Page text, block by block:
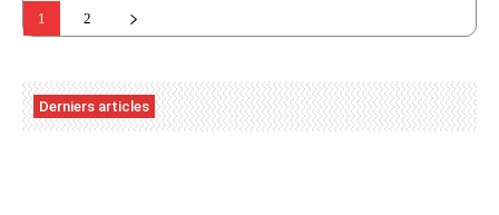
1 2
Derniers articles